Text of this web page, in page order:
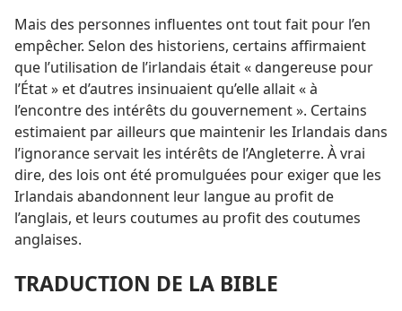
Mais des personnes influentes ont tout fait pour l’en
empêcher. Selon des historiens, certains affirmaient
que l’utilisation de l’irlandais était « dangereuse pour
l’État » et d’autres insinuaient qu’elle allait « à
l’encontre des intérêts du gouvernement ». Certains
estimaient par ailleurs que maintenir les Irlandais dans
l’ignorance servait les intérêts de l’Angleterre. À vrai
dire, des lois ont été promulguées pour exiger que les
Irlandais abandonnent leur langue au profit de
l’anglais, et leurs coutumes au profit des coutumes
anglaises.
TRADUCTION DE LA BIBLE